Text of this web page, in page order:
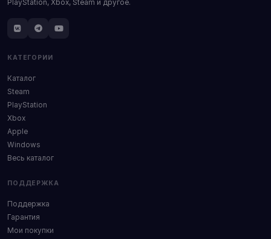
PlayStation, Xbox, Steam и другое.
КАТЕГОРИИ
Каталог
Steam
PlayStation
Xbox
Apple
Windows
Весь каталог
ПОДДЕРЖКА
Поддержка
Гарантия
Мои покупки